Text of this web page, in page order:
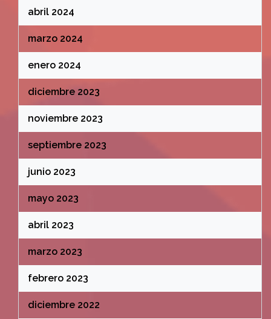
abril 2024
marzo 2024
enero 2024
diciembre 2023
noviembre 2023
septiembre 2023
junio 2023
mayo 2023
abril 2023
marzo 2023
febrero 2023
diciembre 2022